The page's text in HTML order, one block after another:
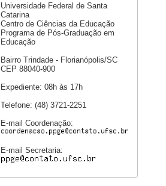
Universidade Federal de Santa
Catarina
Centro de Ciências da Educação
Programa de Pós-Graduação em
Educação
Bairro Trindade - Florianópolis/SC
CEP 88040-900
Expediente: 08h às 17h
Telefone: (48) 3721-2251
E-mail Coordenação:
E-mail Secretaria: